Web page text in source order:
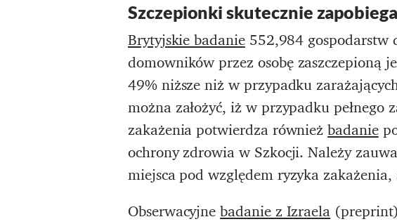
Szczepionki skutecznie
Brytyjskie badanie552,984 gospodarstw
domowników przez osobę zaszczepioną
49% niższe niż w przypadku
można założyć, iż w przypadku pełnego
zakażenia potwierdza równieżbadanie
ochrony zdrowia w Szkocji. Należy
miejsca pod względem ryzyka
Obserwacyjnebadanie z Izraela